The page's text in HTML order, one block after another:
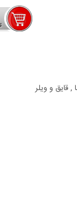
قایق و ویلر